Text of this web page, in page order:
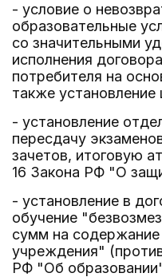
- условие о
образовательные
со значительными
исполнения
потребителя на
также установление
- установление
пересдачу
зачетов, итоговую
16 Закона РФ "О
- установление в
обучение
сумм на содержание
учреждения"
РФ "Об